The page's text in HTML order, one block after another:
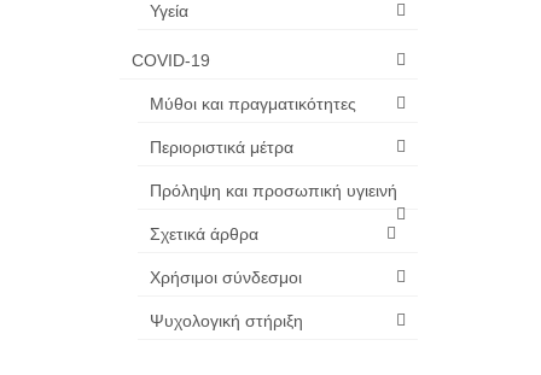
Υγεία
COVID-19
Μύθοι και πραγματικότητες
Περιοριστικά μέτρα
Πρόληψη και προσωπική υγιεινή
Σχετικά άρθρα
Χρήσιμοι σύνδεσμοι
Ψυχολογική στήριξη